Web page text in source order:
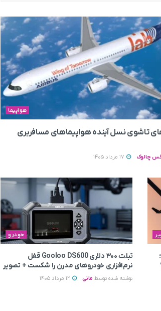
هواپیما
تاشوی نسل آینده هواپیماهای مسافربری
چالوک
مقایسه MQ-9 Reaper و Bayraktar TB2؛
خودرو
تبلت ۳۰۰ دلاری Gooloo DS600 قفل
نرم‌افزاری خودروهای مدرن را شکست + تصویر
نوشته شده توسط مانی